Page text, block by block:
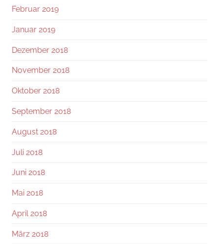
Februar 2019
Januar 2019
Dezember 2018
November 2018
Oktober 2018
September 2018
August 2018
Juli 2018
Juni 2018
Mai 2018
April 2018
März 2018